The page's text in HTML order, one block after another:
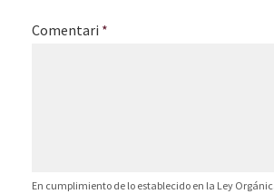
Comentari *
En cumplimiento de lo establecido en la Ley